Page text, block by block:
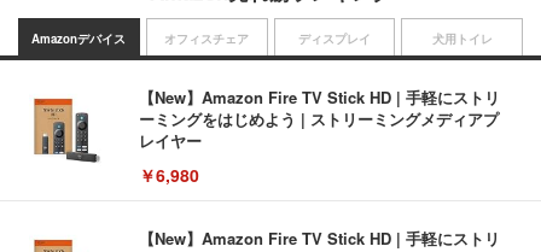
Amazonデバイス
【New】Amazon Fire TV Stick HD | 手軽にストリ
ーミングをはじめよう | ストリーミングメディアプ
レイヤー
￥6,980
【New】Amazon Fire TV Stick HD | 手軽にストリ
オフィスチェア ディスプレイ 犬用トイレ